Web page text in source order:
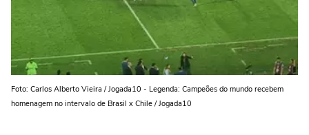
Foto: Carlos Alberto Vieira / Jogada10 - Legenda: Campeões do mundo recebem
homenagem no intervalo de Brasil x Chile / Jogada10